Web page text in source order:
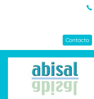
Contacto